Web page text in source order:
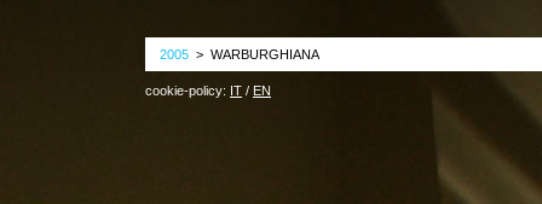
2005 > WARBURGHIANA
cookie-policy: IT / EN